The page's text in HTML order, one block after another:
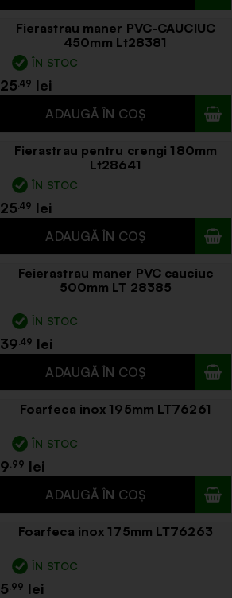
Fierastrau maner PVC-CAUCIUC
450mm Lt28381
ÎN STOC
25.49
Fierastrau pentru crengi 180mm
Lt28641
ÎN STOC
25.49
Feierastrau maner PVC cauciuc
500mm LT 28385
ÎN STOC
39.49
Foarfeca inox 195mm LT76261
ÎN STOC
9.99
Foarfeca inox 175mm LT76263
ÎN STOC
5.99